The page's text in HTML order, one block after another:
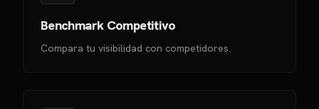
Benchmark Competitivo
Compara tu visibilidad con competidores.